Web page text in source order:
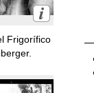
Frigorífico